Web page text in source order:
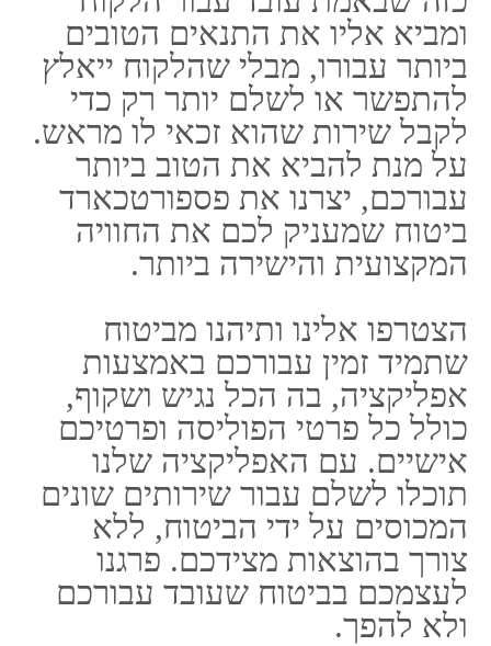
טיפול רפואי.
מה הוא למעשה פספורטכארד
ביטוח?
בעצם, פספורטכארד ביטוח הינו
כינוי של ביטוי נסיעות עבור חוץ
לארץ של חברת דיויד שילד והן של
חברת הפניקס. מה שמיוחד בתוך
הביטוח הלה הינו כי מוענק בידכם
כרטיס מגנטי, באופן דומה אל
כרטיס אשראי, אשר נקרא
ביחד עם הכרטיס הנ"ל הנכם
עשויים לשלם בתוך רחבי תבל
בשביל שירותים אשר הביטוח
שלכם מכסה וכן ללא להוציא כל
סכום מן ההון הפרטי שלכם.
במידה והדבר נשמע עבורכם קל
מדי, כי אז אינכם טועים, הדבר אכן
קל מדי. זו המעלה הכבירה של
פספורטכארד ביטוח לעומת
היריבים שלו.
במקום לבטח אתכם, להוציא